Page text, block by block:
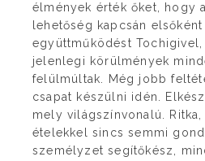
élmények érték őket, hogy
lehetőség kapcsán
együttműködést Tochigivel,
jelenlegi körülmények
felülmúltak. Még jobb
csapat készülni idén.
mely világszínvonalú.
ételekkel sincs semmi
személyzet segítőkész,